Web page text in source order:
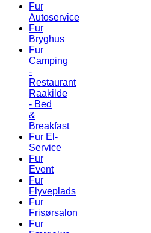
Fur
Autoservice
Fur
Bryghus
Fur
Camping
-
Restaurant
Raakilde
- Bed
&
Breakfast
Fur El-
Service
Fur
Event
Fur
Flyveplads
Fur
Frisørsalon
Fur